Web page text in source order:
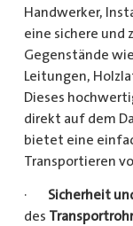
Handwerker,
eine sichere und
Gegenstände
Leitungen,
Dieses
direkt auf dem
bietet eine
Transportieren
· Sicherheit
des